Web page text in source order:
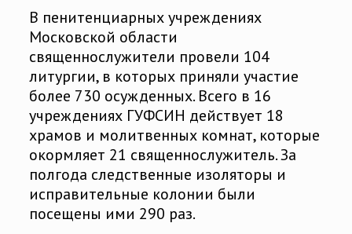
В пенитенциарных учреждениях
Московской области
священнослужители провели 104
литургии, в которых приняли участие
более 730 осужденных. Всего в 16
учреждениях ГУФСИН действует 18
храмов и молитвенных комнат, которые
окормляет 21 священнослужитель. За
полгода следственные изоляторы и
исправительные колонии были
посещены ими 290 раз.